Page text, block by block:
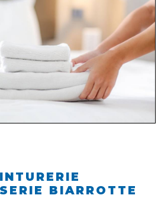
BIARROTTE